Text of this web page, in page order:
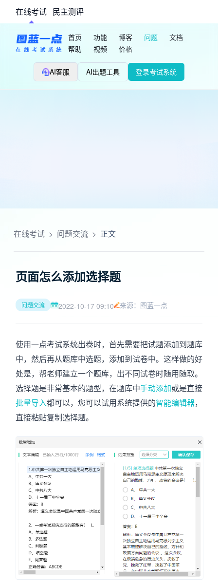
在线考试 民主测评
首页 功能 博客 问题
文档
帮助
视频 价格
AI客服 AI出题工具 登录考试系统
在线考试 > 问题交流 > 正文
页面怎么添加选择题
问题交流 2022-10-17 09:10 来源：图蓝一点
使用一点考试系统出卷时，首先需要把试题添加到题库
中，然后再从题库中选题，添加到试卷中。这样做的好
处是，帮老师建立一个题库，出不同试卷时随用随取。
选择题是非常基本的题型，在题库中手动添加或是直接
批量导入都可以，您可以试用系统提供的智能编辑器，
直接粘贴复制选择题。